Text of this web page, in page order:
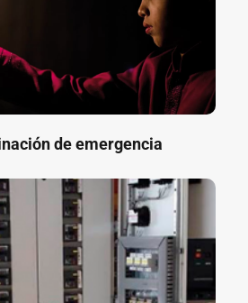
de emergencia